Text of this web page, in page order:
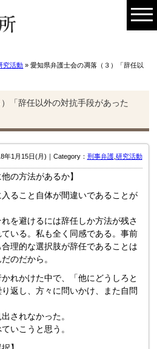
究活動 » 愛知県弁護士会の凋落（３）「辞任以
「辞任以外の対抗手段があった
年1月15日(月)｜Category： 刑事弁護, 研究活動
の方法があるか】
ること自体が間違いであることが
を避けるには辞任しか方法が残さ
いる。私も全く同感である。事前
理的な選択肢が辞任であることは
のだから。
れかけた中で、「他にどうしろと
返し、方々に問いかけ、また自問
されなかった。
いこうと思う。